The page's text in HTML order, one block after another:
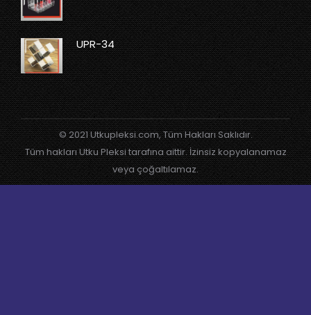
UPR-34
© 2021 Utkupleksi.com, Tüm Hakları Saklıdır.
Tüm hakları Utku Pleksi tarafına aittir. İzinsiz kopyalanamaz
veya çoğaltılamaz.